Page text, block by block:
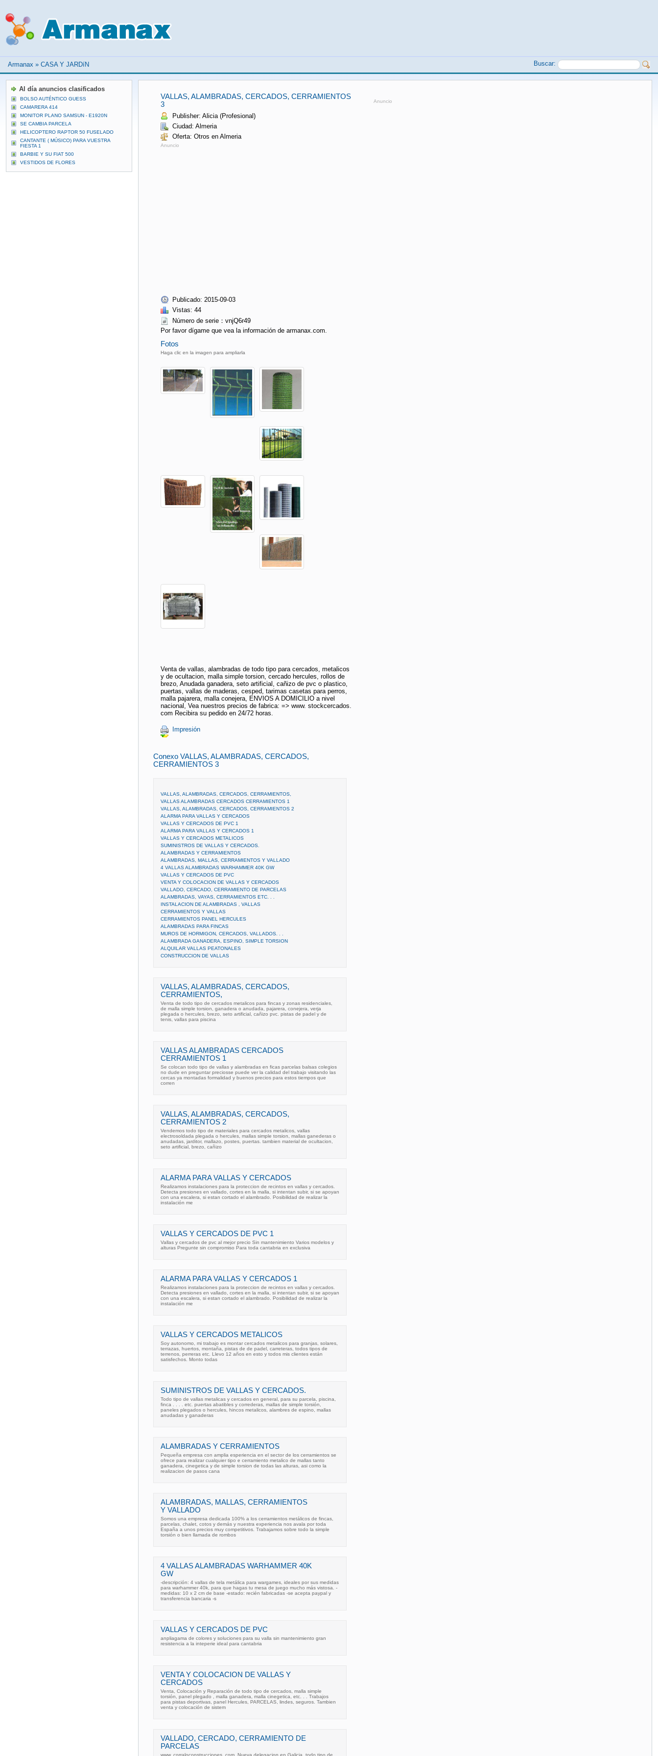
Armanax » CASA Y JARDíN Buscar:
VALLAS, ALAMBRADAS, CERCADOS, CERRAMIENTOS
3
Publisher: Alicia (Profesional)
Ciudad: Almeria
Oferta: Otros en Almeria
Anuncio
Publicado: 2015-09-03
Vistas: 44
Número de serie：vnjQ6r49
Por favor dígame que vea la información de armanax.com.
Fotos
Haga clic en la imagen para ampliarla
Venta de vallas, alambradas de todo tipo para cercados, metalicos
y de ocultacion, malla simple torsion, cercado hercules, rollos de
brezo, Anudada ganadera, seto artificial, cañizo de pvc o plastico,
puertas, vallas de maderas, cesped, tarimas casetas para perros,
malla pajarera, malla conejera, ENVIOS A DOMICILIO a nivel
nacional, Vea nuestros precios de fabrica: => www. stockcercados.
com Recibira su pedido en 24/72 horas.
Impresión
Anuncio
Conexo VALLAS, ALAMBRADAS, CERCADOS,
CERRAMIENTOS 3
VALLAS, ALAMBRADAS, CERCADOS, CERRAMIENTOS,
VALLAS ALAMBRADAS CERCADOS CERRAMIENTOS 1
VALLAS, ALAMBRADAS, CERCADOS, CERRAMIENTOS 2
ALARMA PARA VALLAS Y CERCADOS
VALLAS Y CERCADOS DE PVC 1
ALARMA PARA VALLAS Y CERCADOS 1
VALLAS Y CERCADOS METALICOS
SUMINISTROS DE VALLAS Y CERCADOS.
ALAMBRADAS Y CERRAMIENTOS
ALAMBRADAS, MALLAS, CERRAMIENTOS Y VALLADO
4 VALLAS ALAMBRADAS WARHAMMER 40K GW
VALLAS Y CERCADOS DE PVC
VENTA Y COLOCACION DE VALLAS Y CERCADOS
VALLADO, CERCADO, CERRAMIENTO DE PARCELAS
ALAMBRADAS, VAYAS, CERRAMIENTOS ETC. . .
INSTALACION DE ALAMBRADAS , VALLAS
CERRAMIENTOS Y VALLAS
CERRAMIENTOS PANEL HERCULES
ALAMBRADAS PARA FINCAS
MUROS DE HORMIGON, CERCADOS, VALLADOS. . .
ALAMBRADA GANADERA, ESPINO, SIMPLE TORSION
ALQUILAR VALLAS PEATONALES
CONSTRUCCION DE VALLAS
VALLAS, ALAMBRADAS, CERCADOS,
CERRAMIENTOS,
Venta de todo tipo de cercados metalicos para fincas y zonas residenciales,
de malla simple torsion, ganadera o anudada, pajarera, conejera, verja
plegada o hercules, brezo, seto artificial, cañizo pvc. pistas de padel y de
tenis, vallas para piscina
VALLAS ALAMBRADAS CERCADOS
CERRAMIENTOS 1
Se colocan todo tipo de vallas y alambradas en ficas parcelas balsas colegios
no dude en preguntar preciosse puede ver la calidad del trabajo visitando las
cercas ya montadas formalidad y buenos precios para estos tiempos que
corren
VALLAS, ALAMBRADAS, CERCADOS,
CERRAMIENTOS 2
Vendemos todo tipo de materiales para cercados metalicos, vallas
electrosoldada plegada o hercules, mallas simple torsion, mallas ganederas o
anudadas, jarditor, mallazo, postes, puertas. tambien material de ocultacion,
seto artificial, brezo, cañizo
ALARMA PARA VALLAS Y CERCADOS
Realizamos instalaciones para la proteccion de recintos en vallas y cercados.
Detecta presiones en vallado, cortes en la malla, si intentan subir, si se apoyan
con una escalera, si estan cortado el alambrado. Posibilidad de realizar la
instalación me
VALLAS Y CERCADOS DE PVC 1
Vallas y cercados de pvc al mejor precio Sin mantenimiento Varios modelos y
alturas Pregunte sin compromiso Para toda cantabria en exclusiva
ALARMA PARA VALLAS Y CERCADOS 1
Realizamos instalaciones para la proteccion de recintos en vallas y cercados.
Detecta presiones en vallado, cortes en la malla, si intentan subir, si se apoyan
con una escalera, si estan cortado el alambrado. Posibilidad de realizar la
instalación me
VALLAS Y CERCADOS METALICOS
Soy autonomo, mi trabajo es montar cercados metalicos para granjas, solares,
terrazas, huertos, montaña, pistas de de padel, carreteras, todos tipos de
terrenos, perreras etc. Llevo 12 años en esto y todos mis clientes están
satisfechos. Monto todas
SUMINISTROS DE VALLAS Y CERCADOS.
Todo tipo de vallas metalicas y cercados en general, para su parcela, piscina,
finca . . . . etc. puertas abatibles y correderas, mallas de simple torsión,
paneles plegados o hercules, hincos metalicos, alambres de espino, mallas
anudadas y ganaderas
ALAMBRADAS Y CERRAMIENTOS
Pequeña empresa con amplia esperiencia en el sector de los cerramientos se
ofrece para realizar cualquier tipo e cerramiento metalico de mallas tanto
ganadera, cinegetica y de simple torsion de todas las alturas, asi como la
realizacion de pasos cana
ALAMBRADAS, MALLAS, CERRAMIENTOS
Y VALLADO
Somos una empresa dedicada 100% a los cerramientos metálicos de fincas,
parcelas, chalet, cotos y demás y nuestra experiencia nos avala por toda
España a unos precios muy competitivos. Trabajamos sobre todo la simple
torsión o bien llamada de rombos
4 VALLAS ALAMBRADAS WARHAMMER 40K
GW
-descripción: 4 vallas de tela metálica para wargames, ideales por sus medidas
para warhammer 40k, para que hagas tu mesa de juego mucho más vistosa. -
medidas: 10 x 2 cm de base -estado: recién fabricadas -se acepta paypal y
transferencia bancaria -s
VALLAS Y CERCADOS DE PVC
anpliagama de colores y soluciones para su valla sin mantenimiento gran
resistencia a la inteperie ideal para cantabria
VENTA Y COLOCACION DE VALLAS Y
CERCADOS
Venta, Colocación y Reparación de todo tipo de cercados, malla simple
torsión, panel plegado , malla ganadera, malla cinegetica, etc. . . Trabajos
para pistas deportivas, panel Hercules, PARCELAS, lindes, seguros. Tambien
venta y colocación de sistem
VALLADO, CERCADO, CERRAMIENTO DE
PARCELAS
www. corraloconstrucciones. com. Nueva delegacion en Galicia, todo tipo de
Al día anuncios clasificados
BOLSO AUTÉNTICO GUESS
CAMARERA 414
MONITOR PLANO SAMSUN - E1920N
SE CAMBIA PARCELA
HELICOPTERO RAPTOR 50 FUSELADO
CANTANTE ( MÚSICO) PARA VUESTRA
FIESTA 1
BARBIE Y SU FIAT 500
VESTIDOS DE FLORES